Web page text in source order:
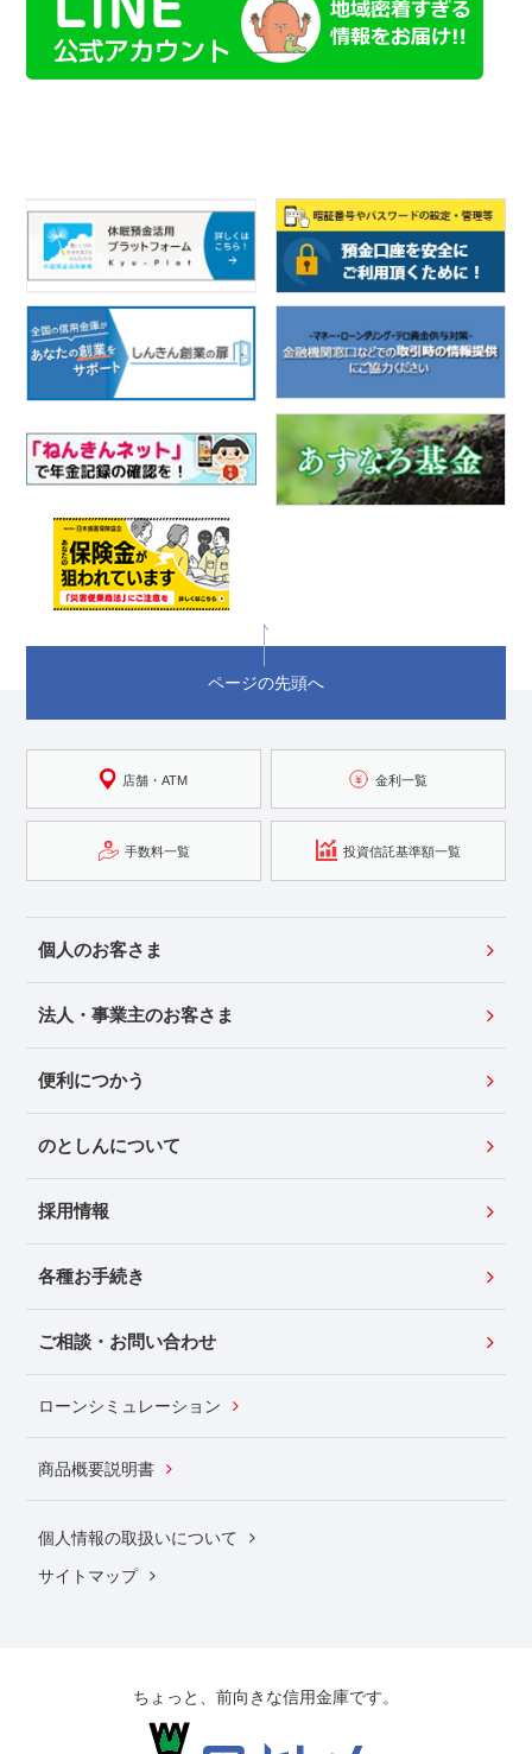
ページの先頭へ
店舗・ATM 金利一覧
手数料一覧 投資信託基準額一覧
個人のお客さま
法人・事業主のお客さま
便利につかう
のとしんについて
採用情報
各種お手続き
ご相談・お問い合わせ
ローンシミュレーション
商品概要説明書
個人情報の取扱いについて
サイトマップ
ちょっと、前向きな信用金庫です。